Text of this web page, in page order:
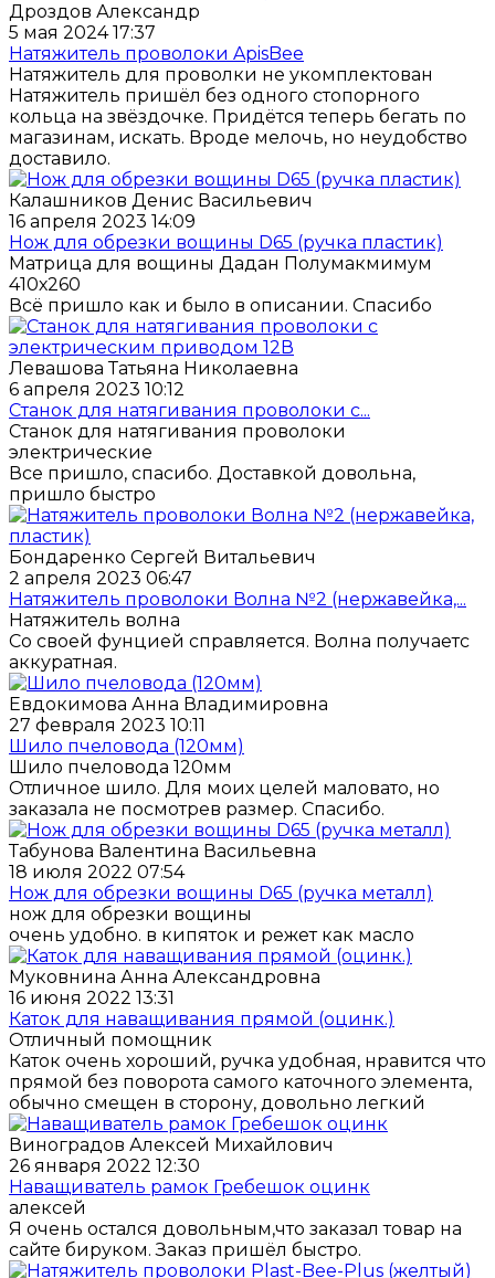
Дроздов Александр
5 мая 2024 17:37
Натяжитель проволоки ApisBee
Натяжитель для проволки не укомплектован
Натяжитель пришёл без одного стопорного
кольца на звёздочке. Придётся теперь бегать по
магазинам, искать. Вроде мелочь, но неудобство
доставило.
Калашников Денис Васильевич
16 апреля 2023 14:09
Нож для обрезки вощины D65 (ручка пластик)
Матрица для вощины Дадан Полумакмимум
410х260
Всё пришло как и было в описании. Спасибо
Левашова Татьяна Николаевна
6 апреля 2023 10:12
Станок для натягивания проволоки с...
Станок для натягивания проволоки
электрические
Все пришло, спасибо. Доставкой довольна,
пришло быстро
Бондаренко Сергей Витальевич
2 апреля 2023 06:47
Натяжитель проволоки Волна №2 (нержавейка,...
Натяжитель волна
Со своей фунцией справляется. Волна получаетс
аккуратная.
Евдокимова Анна Владимировна
27 февраля 2023 10:11
Шило пчеловода (120мм)
Шило пчеловода 120мм
Отличное шило. Для моих целей маловато, но
заказала не посмотрев размер. Спасибо.
Табунова Валентина Васильевна
18 июля 2022 07:54
Нож для обрезки вощины D65 (ручка металл)
нож для обрезки вощины
очень удобно. в кипяток и режет как масло
Муковнина Анна Александровна
16 июня 2022 13:31
Каток для наващивания прямой (оцинк.)
Отличный помощник
Каток очень хороший, ручка удобная, нравится что
прямой без поворота самого каточного элемента,
обычно смещен в сторону, довольно легкий
Виноградов Алексей Михайлович
26 января 2022 12:30
Наващиватель рамок Гребешок оцинк
алексей
Я очень остался довольным,что заказал товар на
сайте бируком. Заказ пришёл быстро.